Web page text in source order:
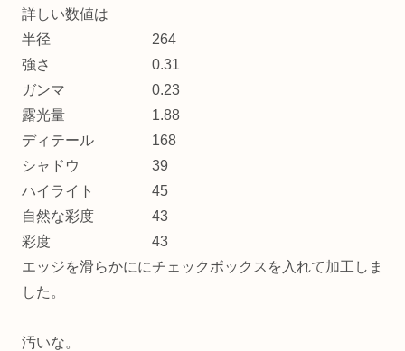
詳しい数値は
半径 264
強さ 0.31
ガンマ 0.23
露光量 1.88
ディテール 168
シャドウ 39
ハイライト 45
自然な彩度 43
彩度 43
エッジを滑らかににチェックボックスを入れて加工しま
した。
汚いな。